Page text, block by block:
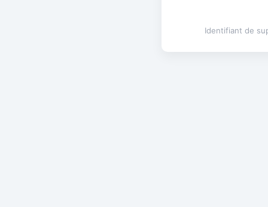
Identifiant de